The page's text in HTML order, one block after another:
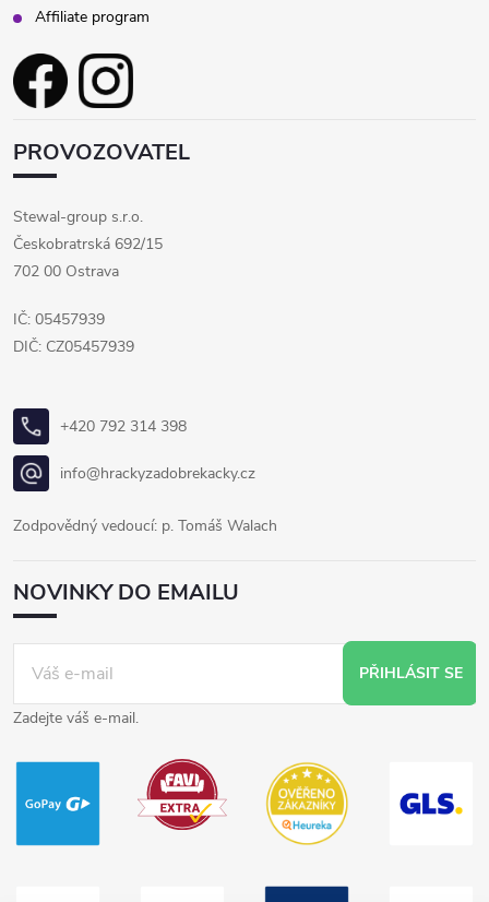
Affiliate program
PROVOZOVATEL
Stewal-group s.r.o.
Českobratrská 692/15
702 00 Ostrava
IČ: 05457939
DIČ: CZ05457939
+420 792 314 398
info@hrackyzadobrekacky.cz
Zodpovědný vedoucí: p. Tomáš Walach
NOVINKY DO EMAILU
PŘIHLÁSIT SE
Zadejte váš e-mail.